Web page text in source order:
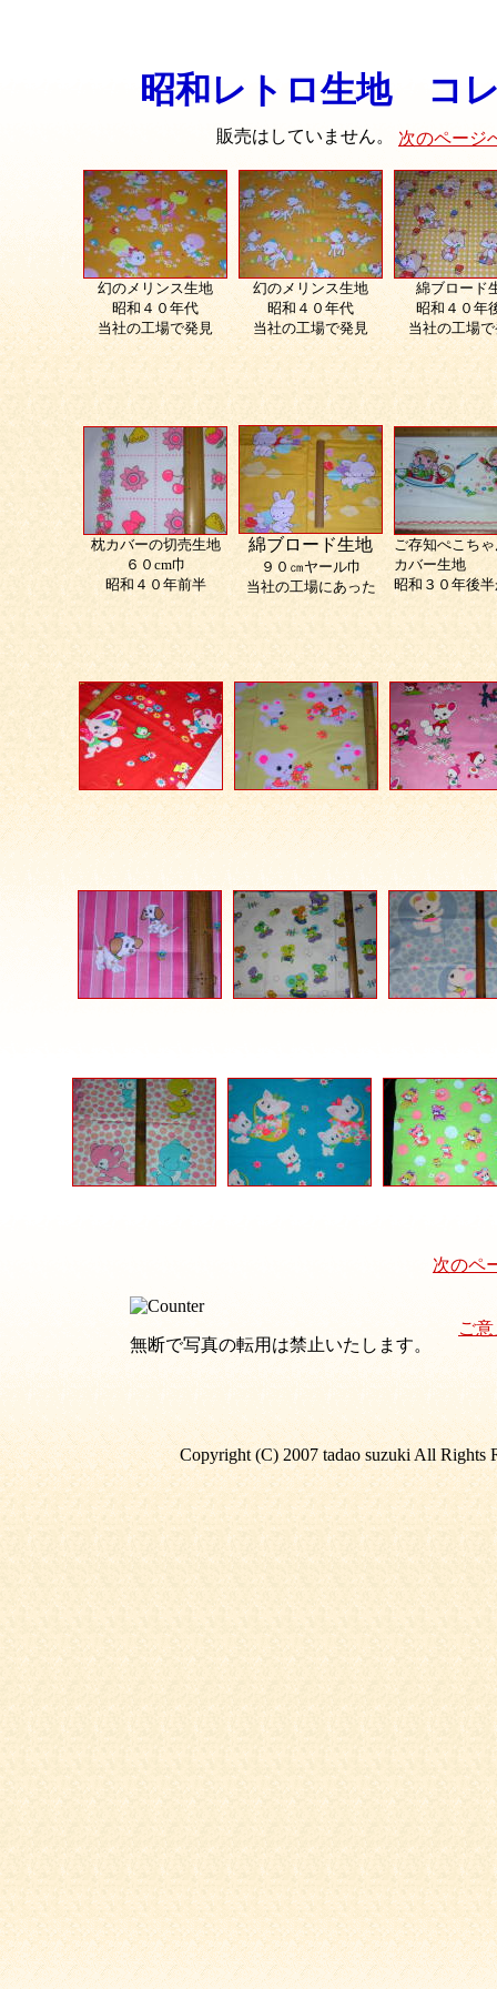
昭和レトロ生地 コ
販売はしていません。 次のページ
次のペ
枕カバーの切売生地
６０cm巾
昭和４０年前半
綿ブロード生地
９０㎝ヤール巾
当社の工場にあった
ご存知ぺこち
カバー生地
昭和３０年後
幻のメリンス生地
昭和４０年代
当社の工場で発見
幻のメリンス生地
昭和４０年代
当社の工場で発見
綿ブロード
昭和４０年
当社の工場
Copyright (C) 2007 tadao suzuki All Rights
ご
無断で写真の転用は禁止いたします。